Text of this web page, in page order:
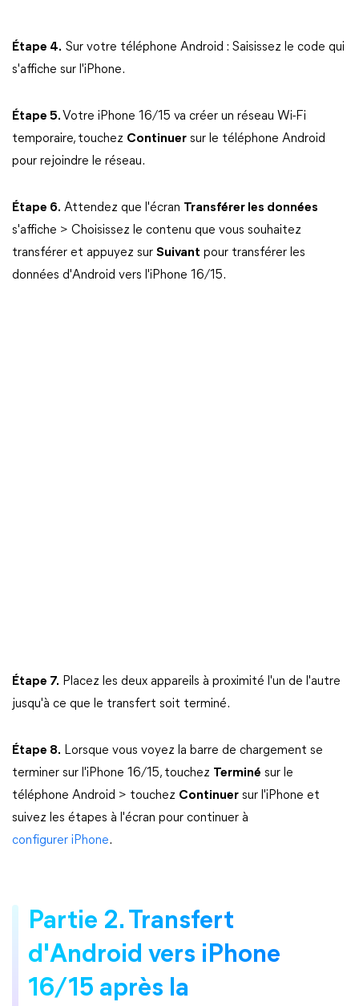
Étape 4. Sur votre téléphone Android : Saisissez le code qui
s'affiche sur l'iPhone.
Étape 5. Votre iPhone 16/15 va créer un réseau Wi-Fi
temporaire, touchez Continuer sur le téléphone Android
pour rejoindre le réseau.
Étape 6. Attendez que l'écran Transférer les données
s'affiche > Choisissez le contenu que vous souhaitez
transférer et appuyez sur Suivant pour transférer les
données d'Android vers l'iPhone 16/15.
Étape 7. Placez les deux appareils à proximité l'un de l'autre
jusqu'à ce que le transfert soit terminé.
Étape 8. Lorsque vous voyez la barre de chargement se
terminer sur l'iPhone 16/15, touchez Terminé sur le
téléphone Android > touchez Continuer sur l'iPhone et
suivez les étapes à l'écran pour continuer à
configurer iPhone.
Partie 2. Transfert
d'Android vers iPhone
16/15 après la